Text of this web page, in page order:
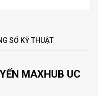
SỐ KỸ THUẬT
MAXHUB UC